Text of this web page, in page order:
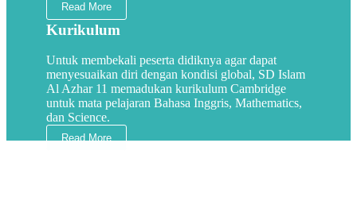
Read More
Kurikulum
Untuk membekali peserta didiknya agar dapat
menyesuaikan diri dengan kondisi global, SD Islam
Al Azhar 11 memadukan kurikulum Cambridge
untuk mata pelajaran Bahasa Inggris, Mathematics,
dan Science.
Read More